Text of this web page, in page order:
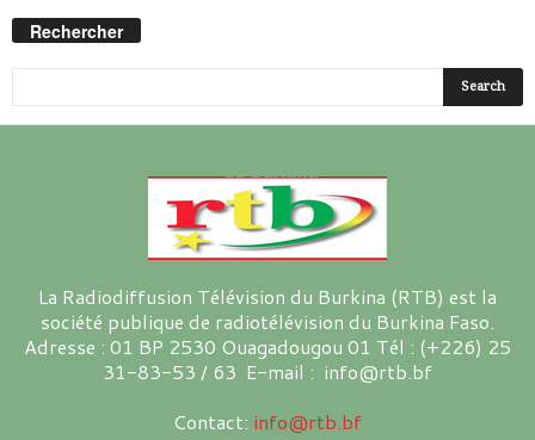
Rechercher
La Radiodiffusion Télévision du Burkina (RTB) est la
société publique de radiotélévision du Burkina Faso.
Adresse : 01 BP 2530 Ouagadougou 01 Tél : (+226) 25
31-83-53 / 63 E-mail : info@rtb.bf
Contact: info@rtb.bf